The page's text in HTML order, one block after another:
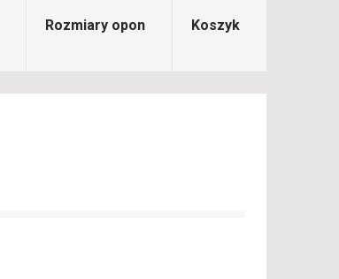
Rozmiary opon Koszyk